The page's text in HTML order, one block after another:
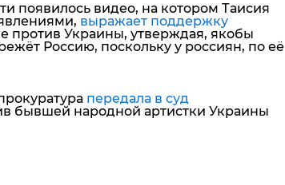
появилось видео, на котором Таисия
выражает поддержку
против Украины, утверждая, якобы
Россию, поскольку у россиян, по её
передала в суд
бывшей народной артистки Украины